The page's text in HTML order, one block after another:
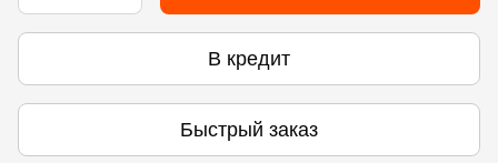
В кредит
Быстрый заказ